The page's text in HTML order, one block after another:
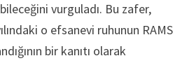
vurguladı. Bu zafer,
o efsanevi ruhunun RAMS
bir kanıtı olarak